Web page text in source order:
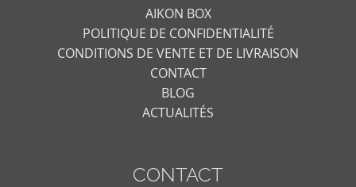
AIKON BOX
POLITIQUE DE CONFIDENTIALITÉ
CONDITIONS DE VENTE ET DE LIVRAISON
CONTACT
BLOG
ACTUALITÉS
CONTACT